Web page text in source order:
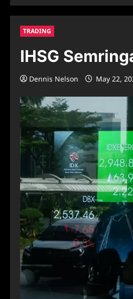
TRADING
IHSG
Dennis Nelson May 22,